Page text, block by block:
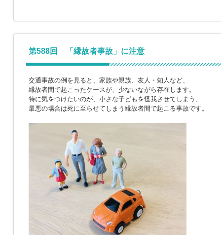
第588回 「縁故者事故」に注意
交通事故の例を見ると、家族や親族、友人・知人など、
縁故者間で起こったケースが、少ないながら存在します。
特に気をつけたいのが、小さな子どもを怪我させてしまう、
最悪の場合は死に至らせてしまう縁故者間で起こる事故です。